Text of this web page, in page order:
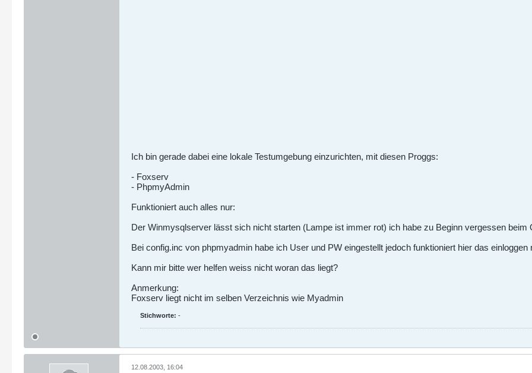
Ich bin gerade dabei eine lokale Testumgebung einzurichten, mit diesen Proggs:
- Foxserv
- PhpmyAdmin
Funktioniert auch alles nur:
Der Winmysqlserver lässt sich nicht starten (Lampe ist immer rot) ich habe zu Beginn vergessen
Bei config.inc von phpmyadmin habe ich User und PW eingestellt jedoch funktioniert hier das einloggen
Kann mir bitte wer helfen weiss nicht woran das liegt?
Anmerkung:
Foxserv liegt nicht im selben Verzeichnis wie Myadmin
Stichworte: -
12.08.2003, 16:04